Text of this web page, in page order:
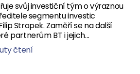
svůj investiční tým o výraznou
segmentu investic
Stropek. Zaměří se na další
partnerům BT i jejich…
čtení